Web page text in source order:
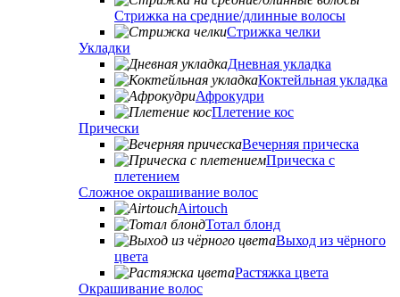
Стрижка на средние/длинные волосы
Стрижка челки
Укладки
Дневная укладка
Коктейльная укладка
Афрокудри
Плетение кос
Прически
Вечерняя прическа
Прическа с
плетением
Сложное окрашивание волос
Airtouch
Тотал блонд
Выход из чёрного
цвета
Растяжка цвета
Окрашивание волос